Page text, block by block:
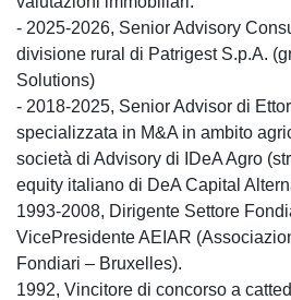
- 2025-2026, Senior Advisory
divisione rural di Patrigest S.p.A.
Solutions)
- 2018-2025, Senior Advisor di
specializzata in M&A in ambito
società di Advisory di IDeA Agro
equity italiano di DeA Capital
1993-2008, Dirigente Settore
VicePresidente AEIAR
Fondiari – Bruxelles).
1992, Vincitore di concorso a